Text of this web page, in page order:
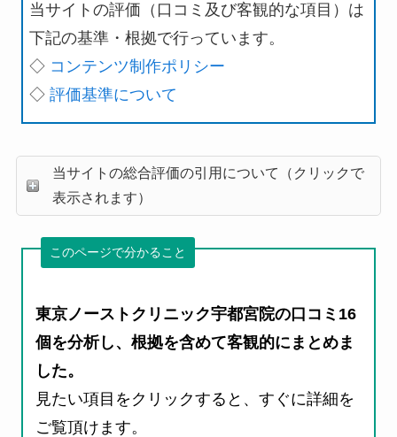
当サイトの評価（口コミ及び客観的な項目）は
下記の基準・根拠で行っています。
◇ コンテンツ制作ポリシー
◇評価基準について
当サイトの総合評価の引用について（クリックで
表示されます）
このページで分かること
東京ノーストクリニック宇都宮院の口コミ16
個を分析し、根拠を含めて客観的にまとめま
した。
見たい項目をクリックすると、すぐに詳細を
ご覧頂けます。